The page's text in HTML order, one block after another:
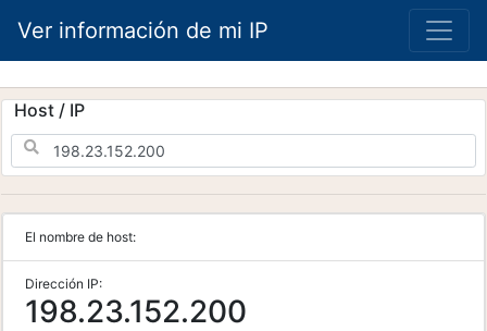
Ver información de mi IP
Host / IP
El nombre de host:
Dirección IP:
198.23.152.200